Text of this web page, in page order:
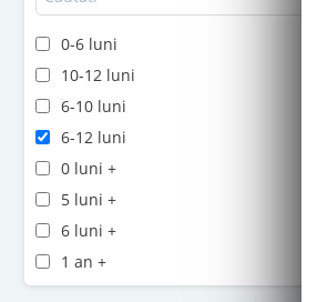
0-6 luni
10-12 luni
6-10 luni
6-12 luni
0 luni +
5 luni +
6 luni +
1 an +
2 ani +